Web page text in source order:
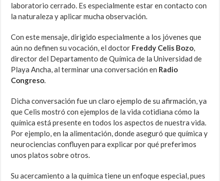
laboratorio cerrado. Es especialmente estar en contacto con
la naturaleza y aplicar mucha observación.
Con este mensaje, dirigido especialmente a los jóvenes que
aún no definen su vocación, el doctor Freddy Celis Bozo,
director del Departamento de Química de la Universidad de
Playa Ancha, al terminar una conversación en Radio
Congreso.
Dicha conversación fue un claro ejemplo de su afirmación, ya
que Celis mostró con ejemplos de la vida cotidiana cómo la
química está presente en todos los aspectos de nuestra vida.
Por ejemplo, en la alimentación, donde aseguró que química y
neurociencias confluyen para explicar por qué preferimos
unos platos sobre otros.
Su acercamiento a la química tiene un enfoque especial, pues